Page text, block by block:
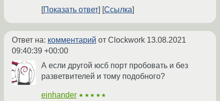
Показать ответ Ссылка
Ответ на: комментарий от Clockwork 13.08.2021
09:40:39 +00:00
А если другой юсб порт пробовать и без
разветвителей и тому подобного?
einhander ★★★★★